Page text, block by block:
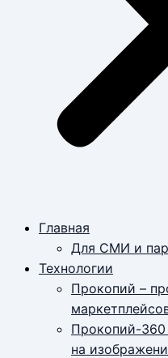
Главная
Для СМИ и
Технологии
Прокопий –
Прокопий-360
на